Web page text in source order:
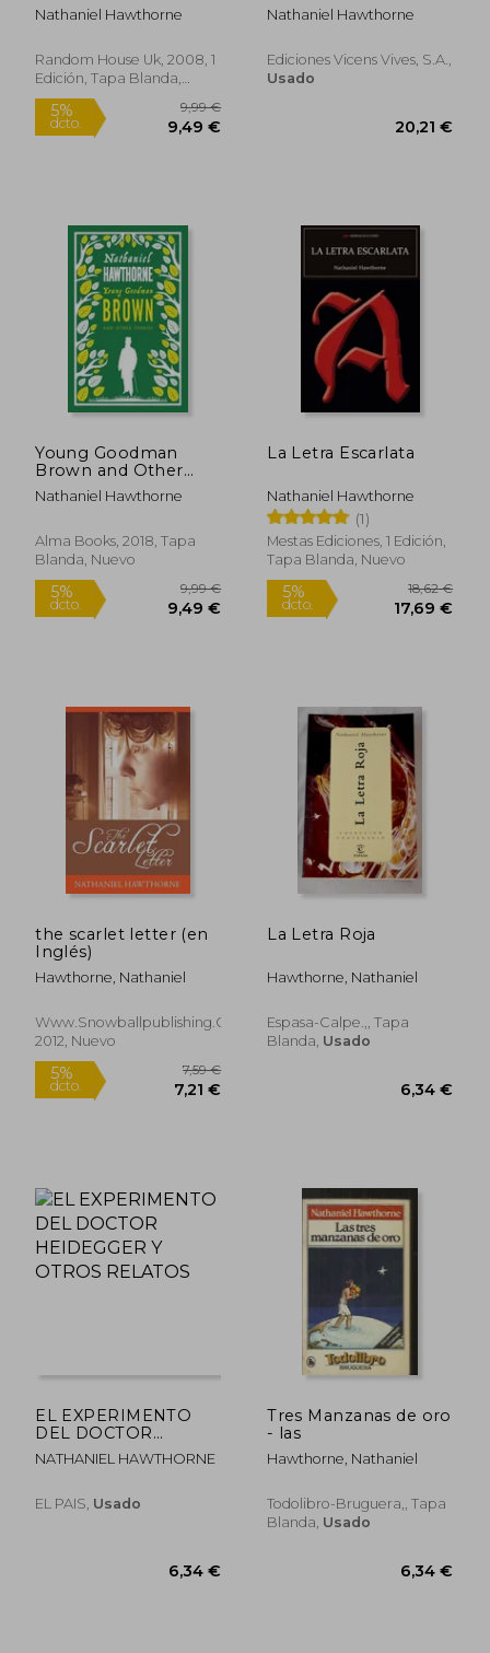
5%
dcto. 10,45 €
5% 15,50 €
Rápido
5%
Rápido
Nathaniel Hawthorne
Random House Uk, 2008, 1
Edición, Tapa Blanda,
Nuevo
5%
dcto. 9,49 €
Nathaniel Hawthorne
Ediciones Vicens Vives, S.a.,
Usado
Young Goodman
Brown and Other
Stories (en Inglés)
Nathaniel Hawthorne
Alma Books, 2018, Tapa
Blanda, Nuevo
La Letra Escarlata
Nathaniel Hawthorne
(1)
Mestas Ediciones, 1 Edición,
Tapa Blanda, Nuevo
the scarlet letter (en
Inglés)
Hawthorne, Nathaniel
Www.snowballpublishing.com,
2012, Nuevo
La Letra Roja
Hawthorne, Nathaniel
Espasa-Calpe.,, Tapa
Blanda, Usado
EL EXPERIMENTO
DEL DOCTOR
HEIDEGGER Y
OTROS RELATOS
NATHANIEL HAWTHORNE
EL PAIS, Usado
Tres Manzanas de oro
- las
Hawthorne, Nathaniel
Todolibro-Bruguera,, Tapa
Blanda, Usado